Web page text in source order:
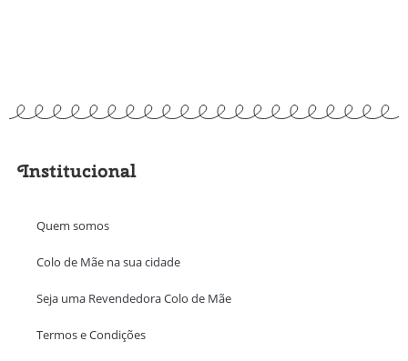
Institucional
Quem somos
Colo de Mãe na sua cidade
Seja uma Revendedora Colo de Mãe
Termos e Condições